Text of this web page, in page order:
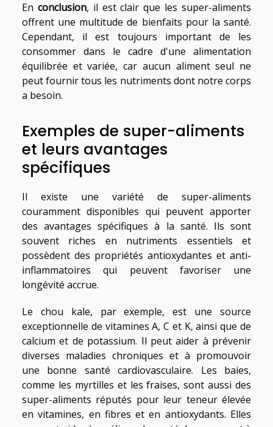
En conclusion, il est clair que les super-aliments
offrent une multitude de bienfaits pour la santé.
Cependant, il est toujours important de les
consommer dans le cadre d'une alimentation
équilibrée et variée, car aucun aliment seul ne
peut fournir tous les nutriments dont notre corps
a besoin.
Exemples de super-aliments
et leurs avantages
spécifiques
Il existe une variété de super-aliments
couramment disponibles qui peuvent apporter
des avantages spécifiques à la santé. Ils sont
souvent riches en nutriments essentiels et
possèdent des propriétés antioxydantes et anti-
inflammatoires qui peuvent favoriser une
longévité accrue.
Le chou kale, par exemple, est une source
exceptionnelle de vitamines A, C et K, ainsi que de
calcium et de potassium. Il peut aider à prévenir
diverses maladies chroniques et à promouvoir
une bonne santé cardiovasculaire. Les baies,
comme les myrtilles et les fraises, sont aussi des
super-aliments réputés pour leur teneur élevée
en vitamines, en fibres et en antioxydants. Elles